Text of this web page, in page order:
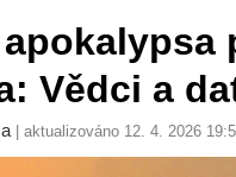
Vědci a
| aktualizováno 12. 4. 2026